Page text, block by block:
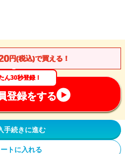
円(税込)で買える！
ん30秒登録！
登録をする
手続きに進む
トに入れる